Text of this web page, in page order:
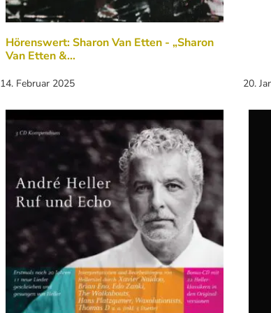
Hörenswert: Sharon Van Etten - „Sharon
Van Etten &…
14. Februar 2025 20.